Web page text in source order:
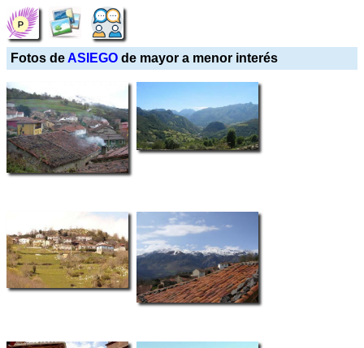
Fotos de ASIEGO de mayor a menor interés